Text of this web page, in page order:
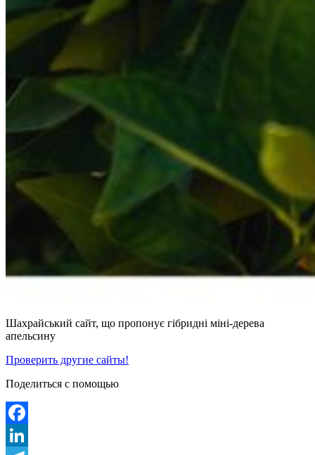
Шахрайський сайт, що пропонує гібридні міні-дерева
апельсину
Проверить другие сайты!
Поделиться с помощью
Facebook